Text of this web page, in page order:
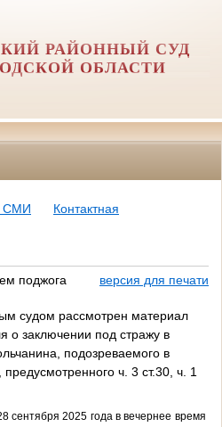
РАЙОННЫЙ СУД
ОБЛАСТИ
СМИ
Контактная
поджога
версия для печати
судом рассмотрен материал
о заключении под стражу в
подозреваемого в
ч. 3 ст.30, ч. 1
сентября 2025 года в вечернее время